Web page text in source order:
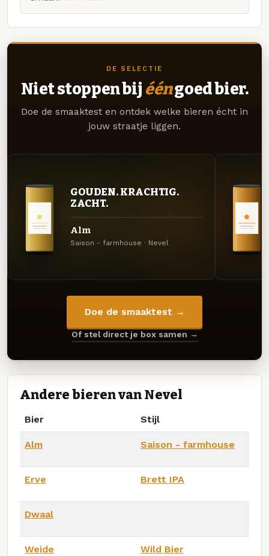
DE SELECTIE
Niet stoppen bij ééngoed bier.
Doe de smaaktest en ontdek welke bieren écht in
jouw straatje liggen.
GOUDEN. KRACHTIG.
ZACHT.
Alm
Saison - farmhouse · Nevel
Doe de smaaktest →
Of stel direct je box samen →
Andere bieren van Nevel
Bier Stijl
Alm Saison - farmhouse
Erve Brett IPA
Dwaal
Weide Wild Bier